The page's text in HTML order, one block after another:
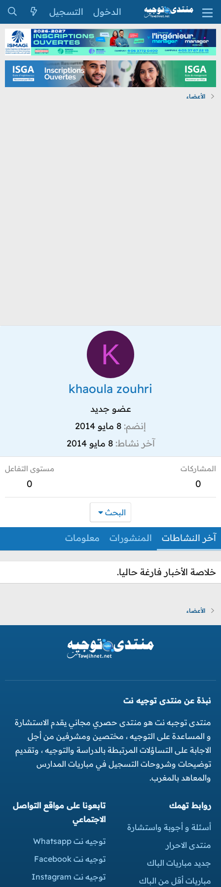
الدخول التسجيل
الأعضاء
K
khaoula zouhri
عضو جديد
إنضم 8 مايو 2014
آخر نشاط 8 مايو 2014
المشاركات
0
مستوى التفاعل
0
البحث
آخر النشاطات المنشورات معلومات
خلاصة الأخبار فارغة حاليا.
الأعضاء
نبذة عن منتدى توجيه نت
منتدى توجبه نت هو منتدى حصري مجاني يقدم الاستشارة
و المساعدة على التوجيه ، مختصين ومشرفين من أجل
الاجابة على التساؤلات المرتبطة بالدراسة والتوجيه ، وتقديم
توضيحات وشروحات التسجيل في مباريات المدارس
والمعاهد بالمغرب.
روابط تهمك
أسئلة و أجوبة واستشارة
منتدى الاحرار
جديد مباريات الباك
مباريات أقل من الباك
تابعونا على مواقع التواصل
الاجتماعي
توجيه نت Whatsapp
توجيه نت Facebook
توجيه نت Instagram